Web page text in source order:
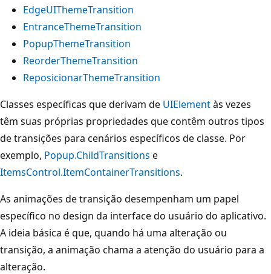
EdgeUIThemeTransition
EntranceThemeTransition
PopupThemeTransition
ReorderThemeTransition
ReposicionarThemeTransition
Classes específicas que derivam de UIElementàs vezes
têm suas próprias propriedades que contêm outros tipos
de transições para cenários específicos de classe. Por
exemplo, Popup.ChildTransitions e
ItemsControl.ItemContainerTransitions.
As animações de transição desempenham um papel
específico no design da interface do usuário do aplicativo.
A ideia básica é que, quando há uma alteração ou
transição, a animação chama a atenção do usuário para a
alteração.